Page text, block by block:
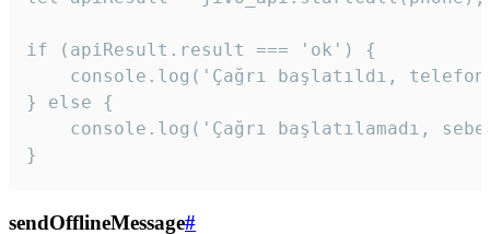
if (apiResult.result === 'ok') {
console.log('Çağrı başlatıldı,
} else {
console.log('Çağrı başlatılamadı,
}
sendOfflineMessage#